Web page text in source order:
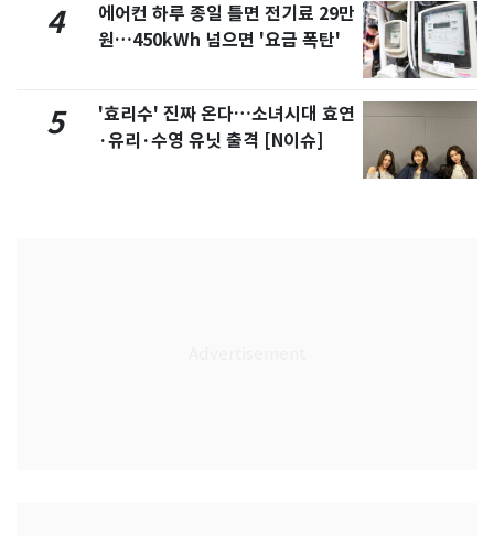
4
에어컨 하루 종일 틀면 전기료 29만
원…450kWh 넘으면 '요금 폭탄'
5
'효리수' 진짜 온다…소녀시대 효연
·유리·수영 유닛 출격 [N이슈]